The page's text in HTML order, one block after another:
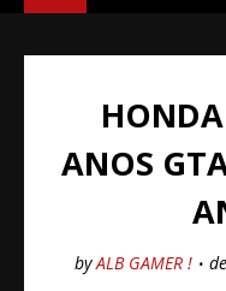
ANOS
by ALB GAMER !